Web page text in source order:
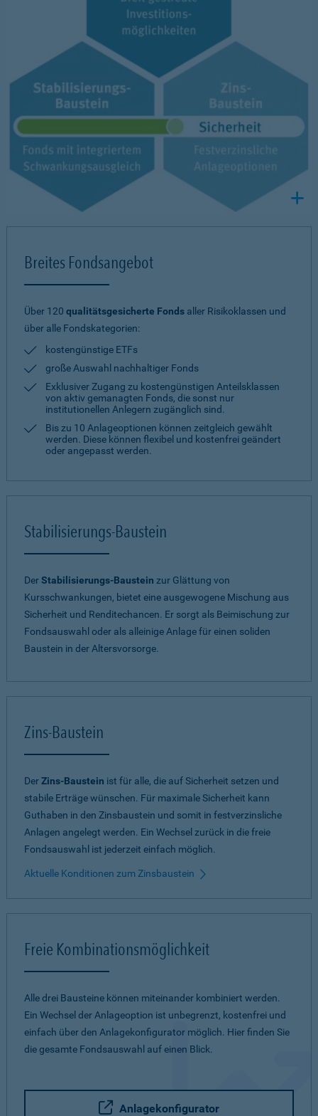
Breites Fondsangebot
Über 120 qualitätsgesicherte Fonds aller Risikoklassen und
über alle Fondskategorien:
kostengünstige ETFs
große Auswahl nachhaltiger Fonds
Exklusiver Zugang zu kostengünstigen Anteilsklassen
von aktiv gemanagten Fonds, die sonst nur
institutionellen Anlegern zugänglich sind.
Bis zu 10 Anlageoptionen können zeitgleich gewählt
werden. Diese können flexibel und kostenfrei geändert
oder angepasst werden.
Stabilisierungs-Baustein
DerStabilisierungs-Baustein zur Glättung von
Kursschwankungen, bietet eine ausgewogene Mischung aus
Sicherheit und Renditechancen. Er sorgt als Beimischung zur
Fondsauswahl oder als alleinige Anlage für einen soliden
Baustein in der Altersvorsorge.
Zins-Baustein
DerZins-Baustein ist für alle, die auf Sicherheit setzen und
stabile Erträge wünschen. Für maximale Sicherheit kann
Guthaben in den Zinsbaustein und somit in festverzinsliche
Anlagen angelegt werden. Ein Wechsel zurück in die freie
Fondsauswahl ist jederzeit einfach möglich.
Aktuelle Konditionen zum Zinsbaustein
Freie Kombinationsmöglichkeit
Alle drei Bausteine können miteinander kombiniert werden.
Ein Wechsel der Anlageoption ist unbegrenzt, kostenfrei und
einfach über den Anlagekonfigurator möglich. Hier finden Sie
die gesamte Fondsauswahl auf einen Blick.
Anlagekonfigurator